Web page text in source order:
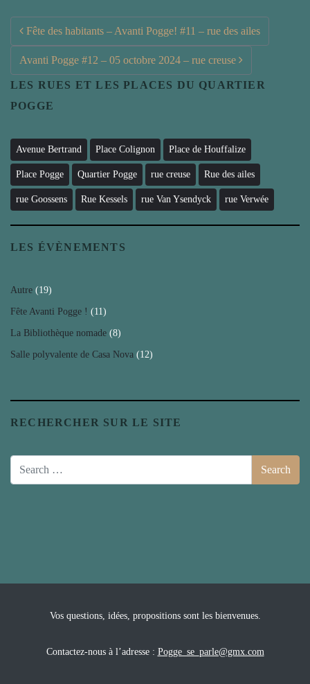
Post navigation
Fête des habitants – Avanti Pogge! #11 – rue des ailes
Avanti Pogge #12 – 05 octobre 2024 – rue creuse
LES RUES ET LES PLACES DU QUARTIER
POGGE
Avenue Bertrand Place Colignon Place de Houffalize
Place Pogge Quartier Pogge rue creuse Rue des ailes
rue Goossens Rue Kessels rue Van Ysendyck rue Verwée
LES ÉVÈNEMENTS
Autre (19)
Fête Avanti Pogge ! (11)
La Bibliothèque nomade (8)
Salle polyvalente de Casa Nova (12)
RECHERCHER SUR LE SITE
Vos questions, idées, propositions sont les bienvenues.
Contactez-nous à l’adresse : Pogge_se_parle@gmx.com